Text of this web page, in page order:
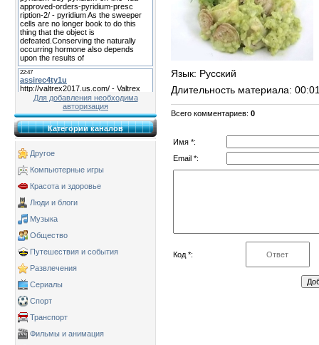
Для добавления необходима
авторизация
Категории каналов
Другое
Компьютерные игры
Красота и здоровье
Люди и блоги
Музыка
Общество
Путешествия и события
Развлечения
Сериалы
Спорт
Транспорт
Фильмы и анимация
Язык: Русский
Длительность материала:
Всего комментариев: 0
Имя *:
Email *:
Код *: